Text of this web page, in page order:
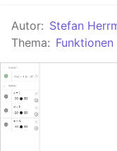
Autor: Stefan
Thema: Funktionen